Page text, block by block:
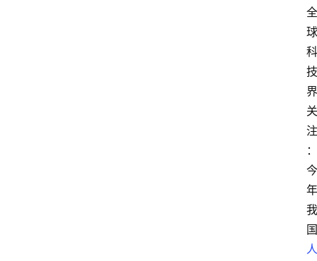
全
球
科
技
界
关
注
：
今
年
我
国
人